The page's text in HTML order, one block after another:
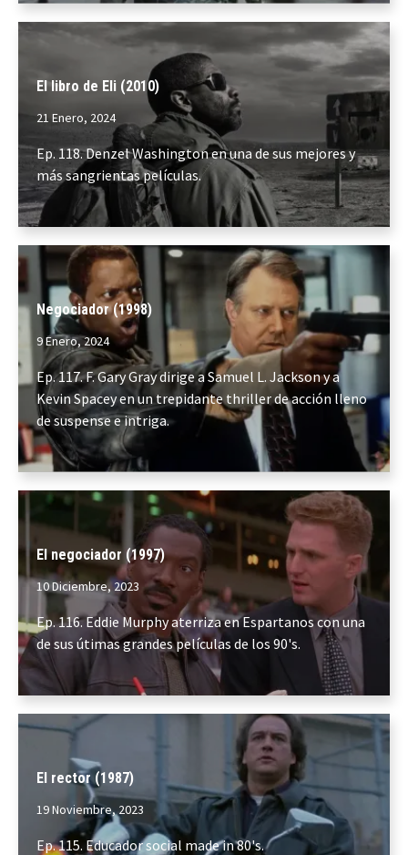
El libro de Eli (2010)
21 Enero, 2024
Ep. 118. Denzel Washington en una de sus mejores y
más sangrientas películas.
Negociador (1998)
9 Enero, 2024
Ep. 117. F. Gary Gray dirige a Samuel L. Jackson y a
Kevin Spacey en un trepidante thriller de acción lleno
de suspense e intriga.
El negociador (1997)
10 Diciembre, 2023
Ep. 116. Eddie Murphy aterriza en Espartanos con una
de sus útimas grandes películas de los 90's.
El rector (1987)
19 Noviembre, 2023
Ep. 115. Educador social made in 80's.